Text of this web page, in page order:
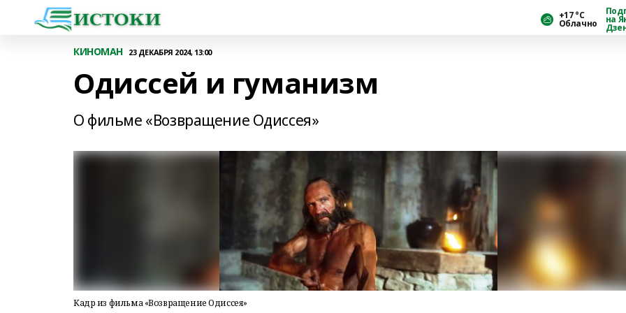
+17 °С
Облачно на
КИНОМАН 23 ДЕКАБРЯ 2024, 13:00
Одиссей и гуманизм
О фильме «Возвращение Одиссея»
Кадр из фильма «Возвращение Одиссея»